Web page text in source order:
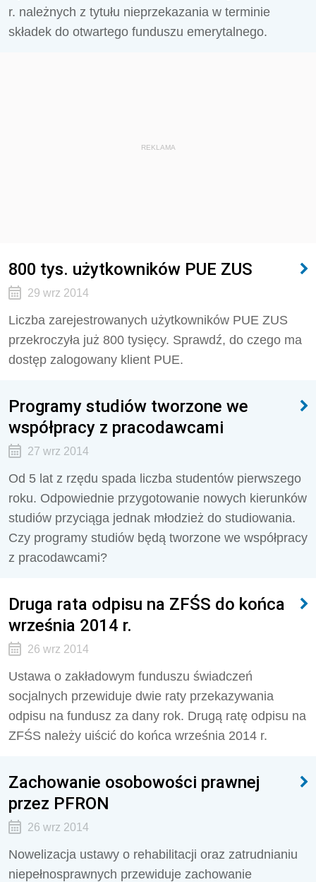
r. należnych z tytułu nieprzekazania w terminie
składek do otwartego funduszu emerytalnego.
REKLAMA
800 tys. użytkowników PUE ZUS
29 wrz 2014
Liczba zarejestrowanych użytkowników PUE ZUS
przekroczyła już 800 tysięcy. Sprawdź, do czego ma
dostęp zalogowany klient PUE.
Programy studiów tworzone we
współpracy z pracodawcami
27 wrz 2014
Od 5 lat z rzędu spada liczba studentów pierwszego
roku. Odpowiednie przygotowanie nowych kierunków
studiów przyciąga jednak młodzież do studiowania.
Czy programy studiów będą tworzone we współpracy
z pracodawcami?
Druga rata odpisu na ZFŚS do końca
września 2014 r.
26 wrz 2014
Ustawa o zakładowym funduszu świadczeń
socjalnych przewiduje dwie raty przekazywania
odpisu na fundusz za dany rok. Drugą ratę odpisu na
ZFŚS należy uiścić do końca września 2014 r.
Zachowanie osobowości prawnej
przez PFRON
26 wrz 2014
Nowelizacja ustawy o rehabilitacji oraz zatrudnianiu
niepełnosprawnych przewiduje zachowanie